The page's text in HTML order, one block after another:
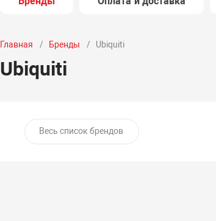
Главная Бренды Ubiquiti
Ubiquiti
Весь список брендов